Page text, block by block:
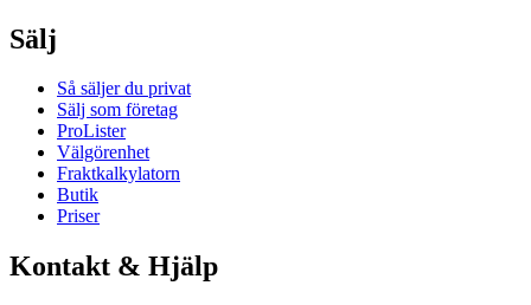
Sälj
Så säljer du privat
Sälj som företag
ProLister
Välgörenhet
Fraktkalkylatorn
Butik
Priser
Kontakt & Hjälp